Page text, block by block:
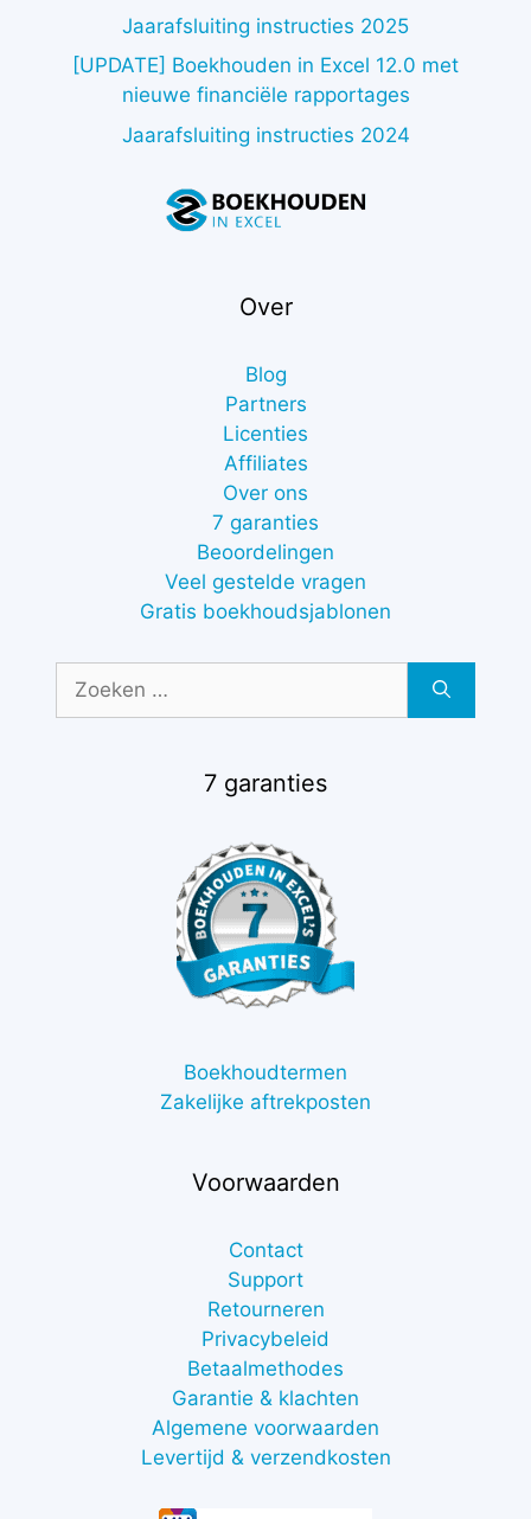
Jaarafsluiting instructies 2025
[UPDATE] Boekhouden in Excel 12.0 met
nieuwe financiële rapportages
Jaarafsluiting instructies 2024
Over
Blog
Partners
Licenties
Affiliates
Over ons
7 garanties
Beoordelingen
Veel gestelde vragen
Gratis boekhoudsjablonen
naar:
7 garanties
Boekhoudtermen
Zakelijke aftrekposten
Voorwaarden
Contact
Support
Retourneren
Privacybeleid
Betaalmethodes
Garantie & klachten
Algemene voorwaarden
Levertijd & verzendkosten